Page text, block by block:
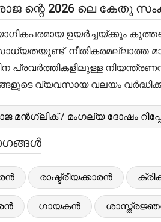
ന്റെ 2026 ലെ കേതു
ഉയർച്ചയ്ക്കും
നീതികരമല്ലാത്ത
പ്രവർത്തികളിലുള്ള
വ്യവസായ വലയം
മൻഗ്ലിക് / മംഗല്യ ദോഷം
രാഷ്ട്രീയക്കാരൻ
ഗായകൻ